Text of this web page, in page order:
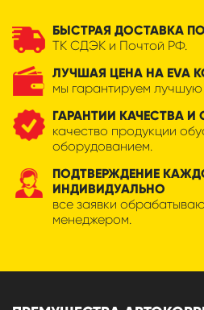
БЫСТРАЯ ДОСТАВКА
ТК СДЭК и Почтой РФ.
ЛУЧШАЯ ЦЕНА НА EVA
мы гарантируем
ГАРАНТИИ КАЧЕСТВА И
качество продукции
оборудованием.
ПОДТВЕРЖДЕНИЕ
ИНДИВИДУАЛЬНО
все заявки
менеджером.